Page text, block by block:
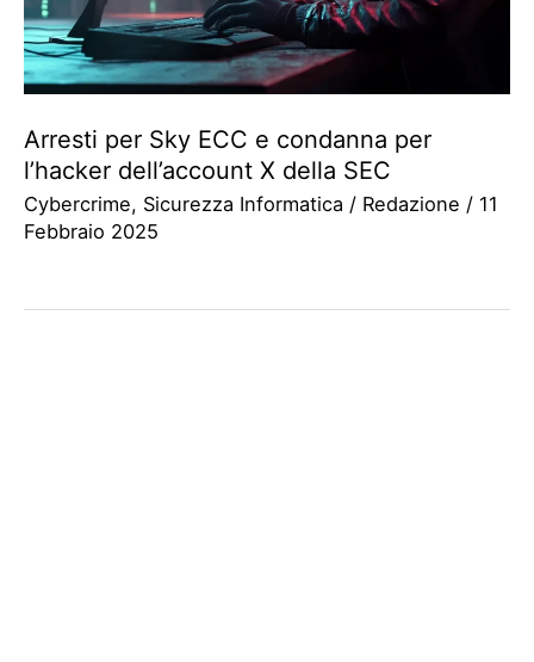
Arresti per Sky ECC e condanna per
l’hacker dell’account X della SEC
Cybercrime, Sicurezza Informatica / Redazione / 11
Febbraio 2025